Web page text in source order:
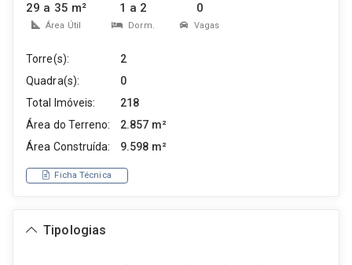
29 a 35 m²
Área Útil
1 a 2
Dorm.
0
Vagas
Torre(s):
2
Quadra(s):
0
Total Imóveis:
218
Área do Terreno:
2.857 m²
Área Construída:
9.598 m²
Ficha Técnica
Tipologias